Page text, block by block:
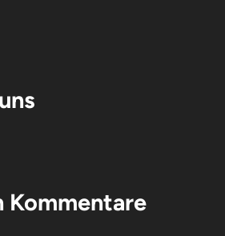
Kommentare